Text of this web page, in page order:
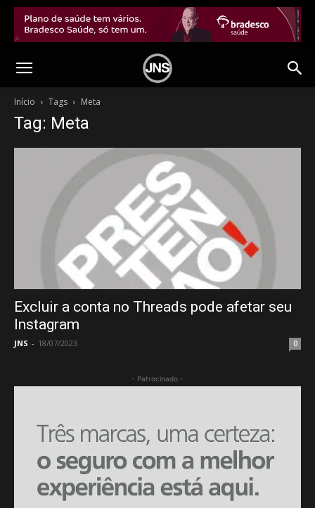
Início Tags Meta
Tag: Meta
Excluir a conta no Threads pode afetar seu
Instagram
JNS - 18/07/2023 0
- Patrocinado -